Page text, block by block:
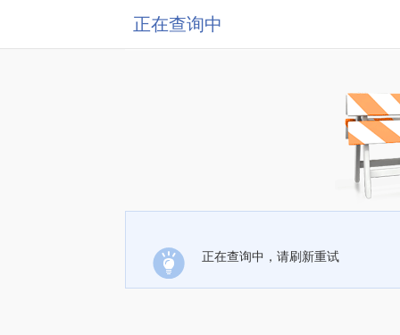
正在查询中
正在查询中，请刷新重试